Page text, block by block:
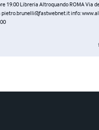
19.00 Libreria Altroquando ROMA Via
pietro.brunelli@fastwebnet.it info: